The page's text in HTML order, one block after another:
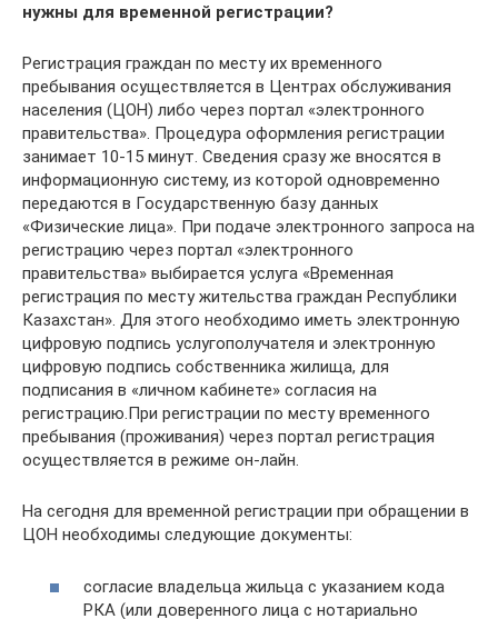
нужны для временной регистрации?
Регистрация граждан по месту их временного
пребывания осуществляется в Центрах обслуживания
населения (ЦОН) либо через портал «электронного
правительства». Процедура оформления регистрации
занимает 10-15 минут. Сведения сразу же вносятся в
информационную систему, из которой одновременно
передаются в Государственную базу данных
«Физические лица». При подаче электронного запроса на
регистрацию через портал «электронного
правительства» выбирается услуга «Временная
регистрация по месту жительства граждан Республики
Казахстан». Для этого необходимо иметь электронную
цифровую подпись услугополучателя и электронную
цифровую подпись собственника жилища, для
подписания в «личном кабинете» согласия на
регистрацию.При регистрации по месту временного
пребывания (проживания) через портал регистрация
осуществляется в режиме он-лайн.
На сегодня для временной регистрации при обращении в
ЦОН необходимы следующие документы:
согласие владельца жильца с указанием кода
РКА (или доверенного лица с нотариально